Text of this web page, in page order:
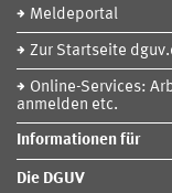
Meldeportal
Zur Startseite
Online-Services:
anmelden etc.
Informationen für
Die DGUV